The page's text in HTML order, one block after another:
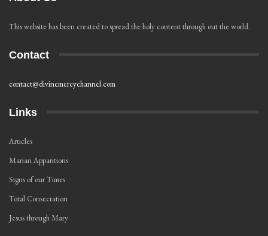
This website has been created to spread the holy content through out the world.
Contact
contact@divinemercychannel.com
Links
Articles
Marian Apparitions
Signs of our Times
Total Consecration
Jesus through Mary